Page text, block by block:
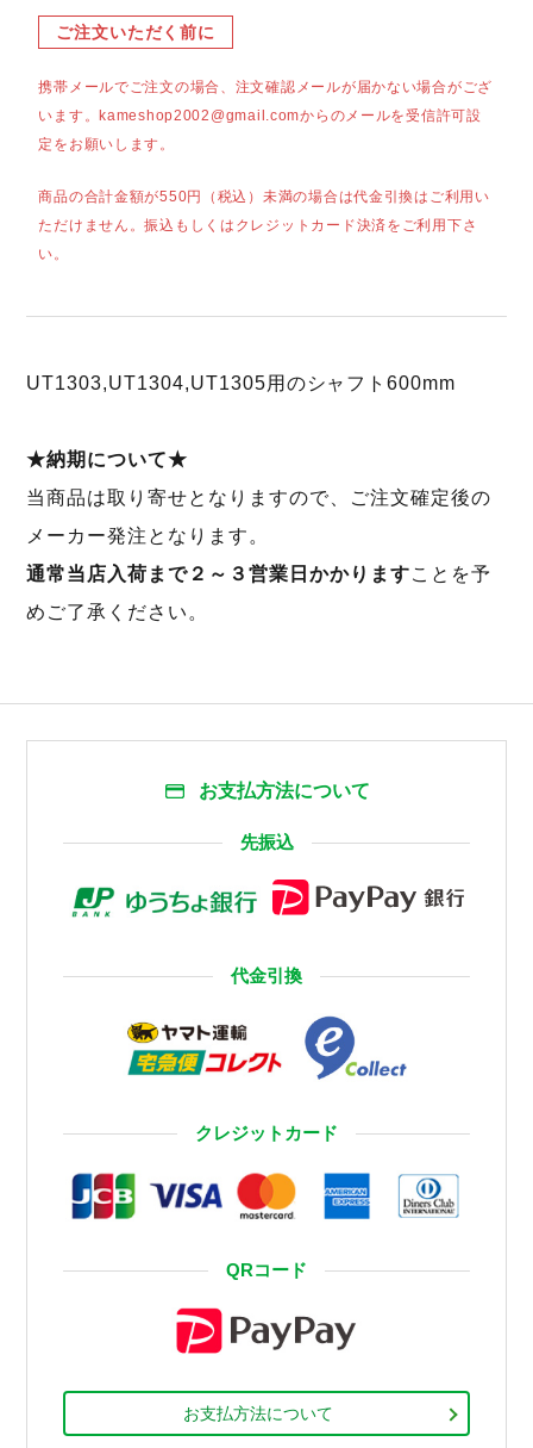
ご注文いただく前に
携帯メールでご注文の場合、注文確認メールが届かない場合がござ
います。kameshop2002@gmail.comからのメールを受信許可設
定をお願いします。
商品の合計金額が550円（税込）未満の場合は代金引換はご利用い
ただけません。振込もしくはクレジットカード決済をご利用下さ
い。
UT1303,UT1304,UT1305用のシャフト600mm
★納期について★
当商品は取り寄せとなりますので、ご注文確定後の
メーカー発注となります。
通常当店入荷まで２～３営業日かかりますことを予
めご了承ください。
お支払方法について
先振込
代金引換
クレジットカード
QRコード
お支払方法について